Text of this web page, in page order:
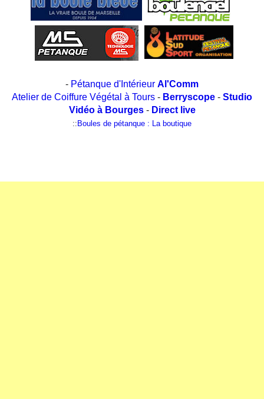
- Pétanque d'Intérieur Al'Comm
Atelier de Coiffure Végétal à Tours - Berryscope - Studio
Vidéo à Bourges- Direct live
:: Boules de pétanque : La boutique